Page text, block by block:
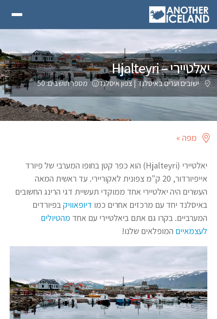
יאלטיירי – Hjalteyri
ישובים וערים באיסלנד |צפון איסלנד מספר תושבים: 50
מפה »
יאלטיירי (Hjalteyri) הוא כפר קטן בחופו המערבי של פיורד
אייפיורדור, 20 ק"מ צפונית לאקוריירי. עד ראשית המאה
העשרים היה יאלטיירי אחד ממוקדי תעשיית דגי הרינג החשובים
באיסלנד יחד עם מרכזים אחרים כמו דיופאוויקבפיורדים
המערביים. בקרו גם אתם ביאלטיירי עם אחד מהטיולים
לעצמאיים המופלאים שלנו!